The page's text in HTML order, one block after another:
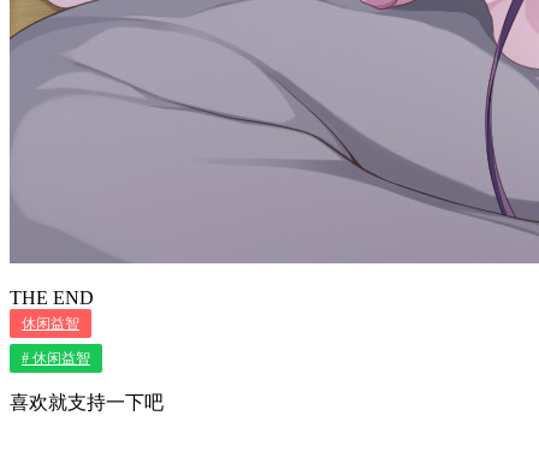
THE END
休闲益智
# 休闲益智
喜欢就支持一下吧